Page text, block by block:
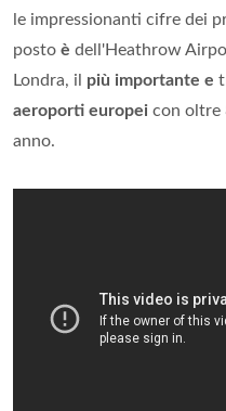
le impressionanti cifre dei
posto è dell'Heathrow
Londra, il più importante e
aeroporti europei con oltre
anno.